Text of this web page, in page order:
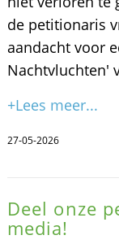
de petitionaris
aandacht voor
Nachtvluchten'
+Lees meer...
27-05-2026
Deel onze
media!